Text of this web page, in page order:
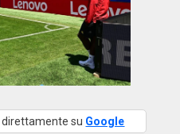
direttamente su Google